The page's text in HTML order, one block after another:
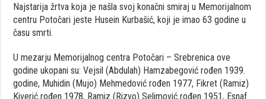
Najstarija žrtva koja je našla svoj konačni smiraj u Memorijalnom
centru Potočari jeste Husein Kurbašić, koji je imao 63 godine u
času smrti.
U mezarju Memorijalnog centra Potočari – Srebrenica ove
godine ukopani su: Vejsil (Abdulah) Hamzabegović rođen 1939.
godine, Muhidin (Mujo) Mehmedović rođen 1977, Fikret (Ramiz)
Kiverić rođen 1978, Ramiz (Rizvo) Selimović rođen 1951, Esnaf